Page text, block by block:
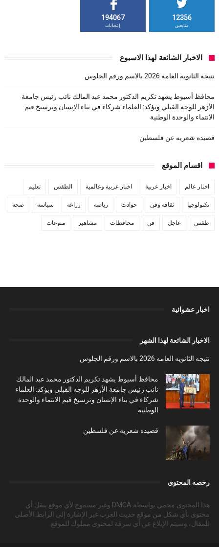
12356
متابعين
194067
إعجابات
الاخبار الشائعة لهذا الاسبوع
نتيجه الثانويه العامه 2026 بالاسم ورقم الجلوس
محافظ أسيوط يشهد تكريم الدكتور محمد عبد المالك نائب رئيس جامعة
الأزهر للوجه القبلي ويؤكد: العلماء شركاء في بناء الإنسان وترسيخ قيم
الانتماء والوحدة الوطنية
قصيده شعريه عن فلسطين
اقسام الموقع
اخبار عالم اخبار عربية اخبار عربية وعالمية الطقس تعليم
تكنولوجيا ثقافة وفن حوادث رياضة زراعة سياسة صحة
طقس عاجل فن محافظات مشاهير منوعات
اخبار عشوائية
الاخبار الشائعة لهذا الشهر
نتيجه الثانويه العامه 2026 بالاسم ورقم الجلوس
محافظ أسيوط يشهد تكريم الدكتور محمد عبد المالك
نائب رئيس جامعة الأزهر للوجه القبلي ويؤكد: العلماء
شركاء في بناء الإنسان وترسيخ قيم الانتماء والوحدة
الوطنية
قصيده شعريه عن فلسطين
رخصه المحتوي
هذا المحتوى محمي بواسطة DMCA وغير مسموح لأي موقع بنقل أي
محتوى بأي شكل من موقع حديث العرب غير الإشارة إلى الرابط الأصلي
للمقال، وسيتم الإبلاغ عن أي سرقة لمحتوى مملوك للموقع.